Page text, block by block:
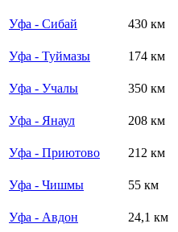
Уфа - Сибай
430 км
Уфа - Туймазы
174 км
Уфа - Учалы
350 км
Уфа - Янаул
208 км
Уфа - Приютово
212 км
Уфа - Чишмы
55 км
Уфа - Авдон
24,1 км